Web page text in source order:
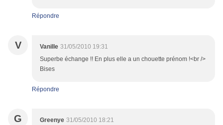
Répondre
V Vanille 31/05/2010 19:31
Superbe échange !! En plus elle a un chouette prénom !<br />
Bises
Répondre
G Greenye 31/05/2010 18:21